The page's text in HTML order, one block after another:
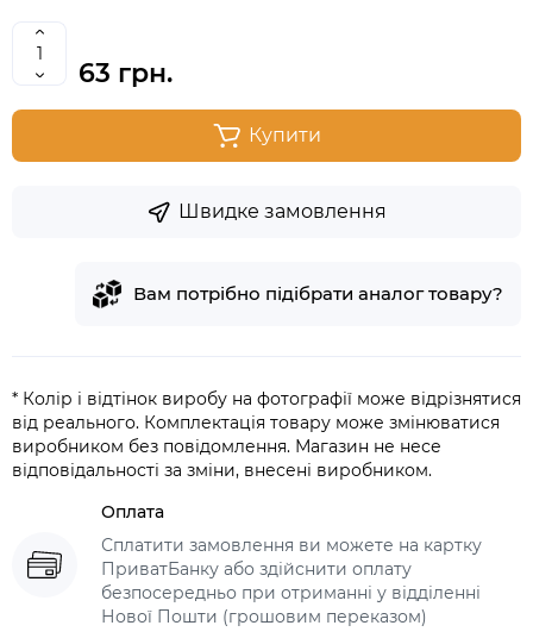
63 грн.
Купити
Швидке замовлення
Вам потрібно підібрати аналог товару?
* Колір і відтінок виробу на фотографії може відрізнятися
від реального. Комплектація товару може змінюватися
виробником без повідомлення. Магазин не несе
відповідальності за зміни, внесені виробником.
Оплата
Сплатити замовлення ви можете на картку
ПриватБанку або здійснити оплату
безпосередньо при отриманні у відділенні
Нової Пошти (грошовим переказом)